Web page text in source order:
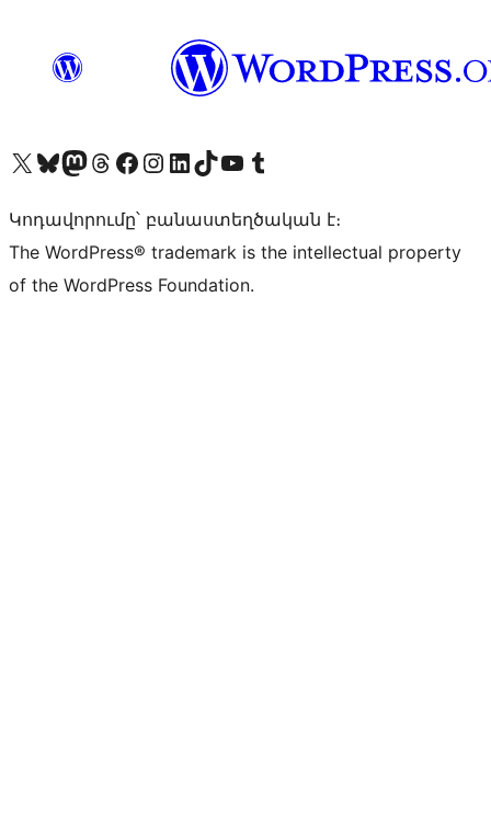
Visit our X (formerly Twitter) account
Visit our Bluesky account
Visit our Mastodon account
Visit our Threads account
Visit our Facebook page
Visit our Instagram account
Visit our LinkedIn account
Visit our TikTok account
Visit our YouTube channel
Visit our Tumblr account
Կոդավորումը՝ բանաստեղծական է։
The WordPress® trademark is the intellectual property
of the WordPress Foundation.